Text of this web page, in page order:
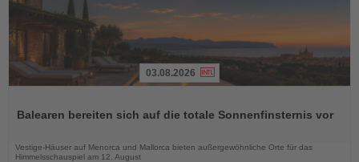
die
03.08.2026
Balearen bereiten sich auf die totale Sonnenfinsternis vor
Vestige-Häuser auf Menorca und Mallorca bieten außergewöhnliche Orte für das
Himmelsschauspiel am 12. August